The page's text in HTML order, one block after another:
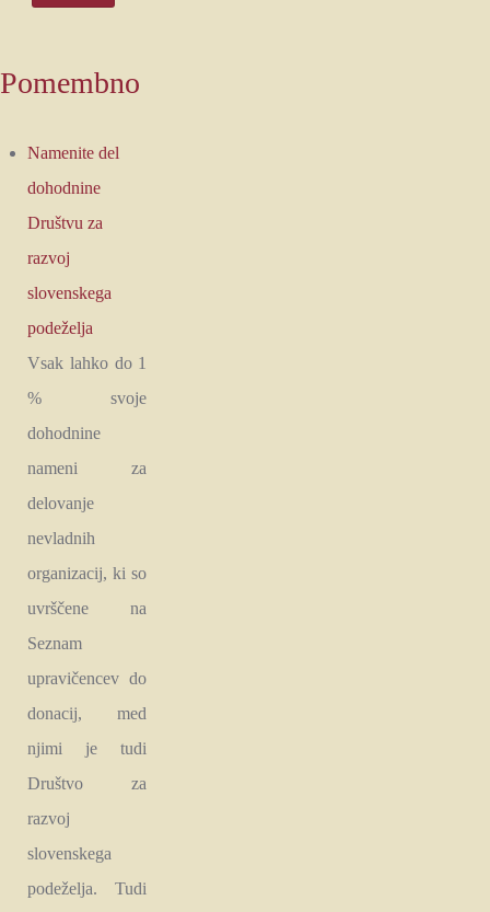
Pomembno
Namenite del
dohodnine
Društvu za
razvoj
slovenskega
podeželja
Vsak lahko do 1
% svoje
dohodnine
nameni za
delovanje
nevladnih
organizacij, ki so
uvrščene na
Seznam
upravičencev do
donacij, med
njimi je tudi
Društvo za
razvoj
slovenskega
podeželja. Tudi